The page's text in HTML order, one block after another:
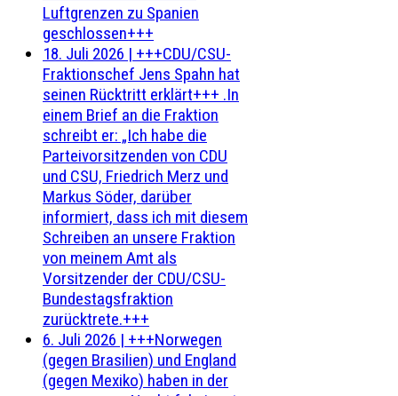
Luftgrenzen zu Spanien
geschlossen+++
18. Juli 2026 | +++CDU/CSU-
Fraktionschef Jens Spahn hat
seinen Rücktritt erklärt+++ .In
einem Brief an die Fraktion
schreibt er: „Ich habe die
Parteivorsitzenden von CDU
und CSU, Friedrich Merz und
Markus Söder, darüber
informiert, dass ich mit diesem
Schreiben an unsere Fraktion
von meinem Amt als
Vorsitzender der CDU/CSU-
Bundestagsfraktion
zurücktrete.+++
6. Juli 2026 | +++Norwegen
(gegen Brasilien) und England
(gegen Mexiko) haben in der